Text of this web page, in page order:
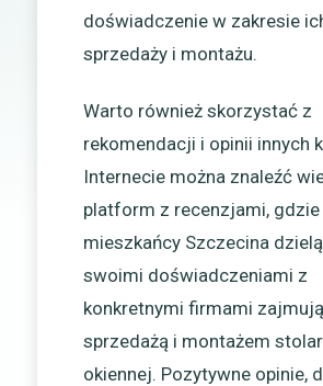
doświadczenie w zakresie
sprzedaży i montażu.
Warto również skorzystać z
rekomendacji i opinii innych
Internecie można znaleźć
platform z recenzjami, gdzie
mieszkańcy Szczecina
swoimi doświadczeniami z
konkretnymi firmami
sprzedażą i montażem
okiennej. Pozytywne opinie,